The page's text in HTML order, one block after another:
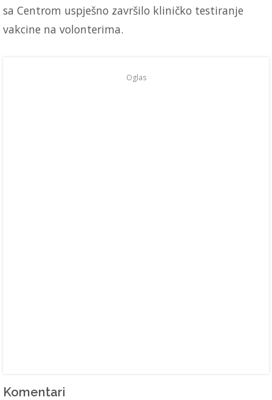
sa Centrom uspješno završilo kliničko testiranje
vakcine na volonterima.
Oglas
Komentari